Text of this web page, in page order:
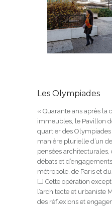
Les Olympiades
« Quarante ans après la
immeubles, le Pavillon
quartier des
manière plurielle d’un
pensées architecturales,
débats et
métropole, de Paris et du
[…] Cette opération
l’architecte et urbaniste
des réflexions et